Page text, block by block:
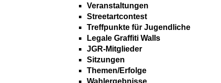
Veranstaltungen
Streetartcontest
Treffpunkte für Jugendliche
Legale Graffiti Walls
JGR-Mitglieder
Sitzungen
Themen/Erfolge